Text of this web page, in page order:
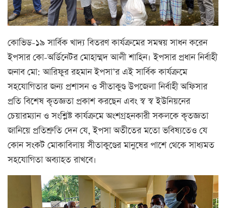
কোভিড-১৯ সার্বিক খাদ্য বিতরণ কার্যক্রমের সমন্বয় সাধন করেন
ইপসার কো-অর্ডিনেটর মোহাম্মদ আলী শাহিন। ইপসার প্রধান নির্বাহী
জনাব মো: আরিফুর রহমান ইপসা’র এই সার্বিক কার্যক্রমে
সহযোগিতার জন্য প্রশাসন ও সীতাকুণ্ড উপজেলা নির্বাহী অফিসার
প্রতি বিশেষ কৃতজ্ঞতা প্রকাশ করছেন এবং স্ব স্ব ইউনিয়নের
চেয়ারম্যান ও সংশ্লিষ্ট কার্যক্রমে অংশগ্রহনকারী সকলকে কৃতজ্ঞতা
জানিয়ে প্রতিশ্রুতি দেন যে, ইপসা অতীতের মতো ভবিষ্যতেও যে
কোন সংকট মোকাবিলায় সীতাকুণ্ডের মানুষের পাশে থেকে সাধ্যমত
সহযোগিতা অব্যাহত রাখবে।